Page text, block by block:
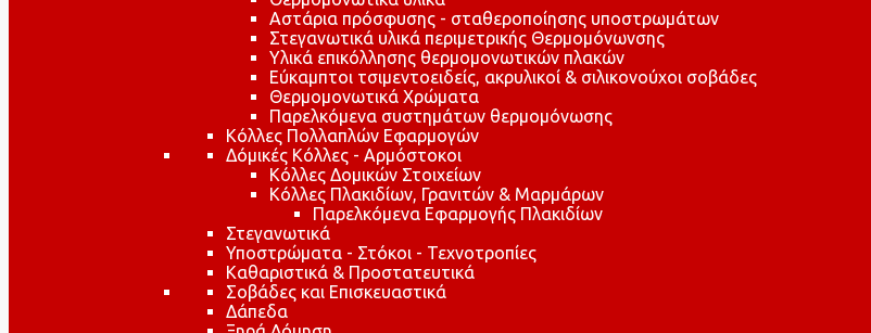
Αστάρια πρόσφυσης - σταθεροποίησης υποστρωμάτων
Στεγανωτικά υλικά περιμετρικής Θερμομόνωνσης
Υλικά επικόλλησης θερμομονωτικών πλακών
Εύκαμπτοι τσιμεντοειδείς, ακρυλικοί & σιλικονούχοι σοβάδες
Θερμομονωτικά Χρώματα
Παρελκόμενα συστημάτων θερμομόνωσης
Κόλλες Πολλαπλών Εφαρμογών
Δόμικές Κόλλες - Αρμόστοκοι
Κόλλες Δομικών Στοιχείων
Κόλλες Πλακιδίων, Γρανιτών & Μαρμάρων
Παρελκόμενα Εφαρμογής Πλακιδίων
Στεγανωτικά
Υποστρώματα - Στόκοι - Τεχνοτροπίες
Καθαριστικά & Προστατευτικά
Σοβάδες και Επισκευαστικά
Δάπεδα